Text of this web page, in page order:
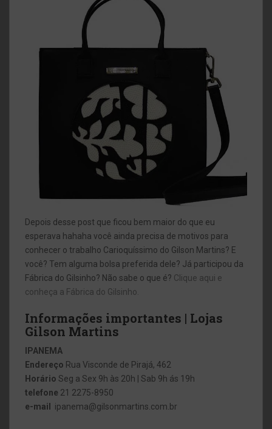
Depois desse post que ficou bem maior do que eu
esperava hahaha você ainda precisa de motivos para
conhecer o trabalho Carioquíssimo do Gilson Martins? E
você? Tem alguma bolsa preferida dele? Já participou da
Fábrica do Gilsinho? Não sabe o que é? Clique aqui e
conheça a Fábrica do Gilsinho.
Informações importantes | Lojas
Gilson Martins
IPANEMA
Endereço Rua Visconde de Pirajá, 462
Horário Seg a Sex 9h às 20h | Sab 9h ás 19h
telefone 21 2275-8950
e-mail
ipanema@gilsonmartins.com.br